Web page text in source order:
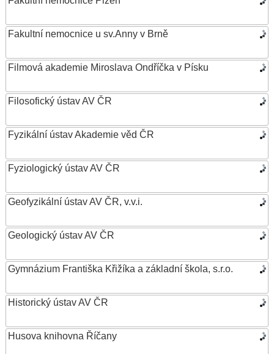
Fakultní nemocnice u sv.Anny v Brně
Filmová akademie Miroslava Ondříčka v Písku
Filosofický ústav AV ČR
Fyzikální ústav Akademie věd ČR
Fyziologický ústav AV ČR
Geofyzikální ústav AV ČR, v.v.i.
Geologický ústav AV ČR
Gymnázium Františka Křižíka a základní škola, s.r.o.
Historický ústav AV ČR
Husova knihovna Říčany